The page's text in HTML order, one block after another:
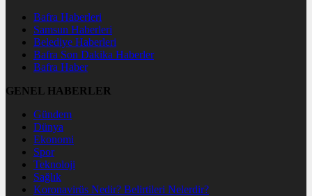
Bafra Haberleri
Samsun Haberleri
Belediye Haberleri
Bafra Son Dakika Haberler
Bafra Haber
GENEL HABERLER
Gündem
Dünya
Ekonomi
Spor
Teknoloji
Sağlık
Koronavirüs Nedir? Belirtileri Nelerdir?